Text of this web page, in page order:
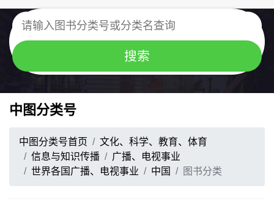
中图分类号
中图分类号首页
文化、科学、教育、体育
信息与知识传播
广播、电视事业
世界各国广播、电视事业
中国 图书分类